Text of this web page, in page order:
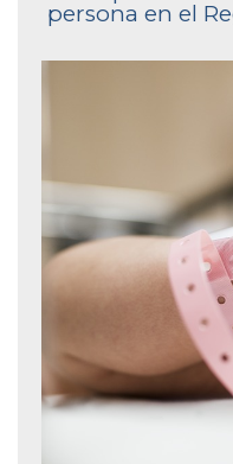
persona en el